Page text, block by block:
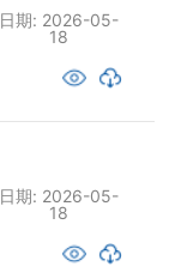
日期: 2026-05-
18
日期: 2026-05-
18